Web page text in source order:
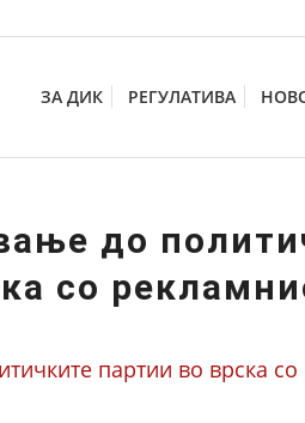
ЗА ДИК РЕГУЛАТИВА
до
со
партии во врска